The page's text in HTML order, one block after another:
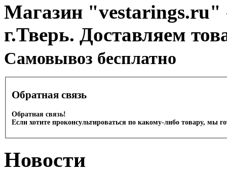
Магазин "vestarings.ru"
г.Тверь. Доставляем
Cамовывоз бесплатно
Обратная связь
Обратная связь!
Если хотите проконсультироваться по какому-либо товару, мы
Новости